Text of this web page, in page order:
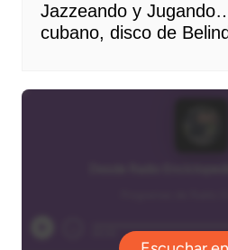
Jazzeando y
cubano, disco de